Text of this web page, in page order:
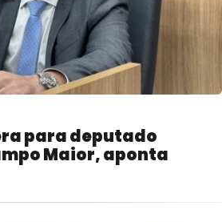
para deputado
Maior, aponta